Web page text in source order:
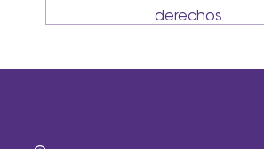
derechos